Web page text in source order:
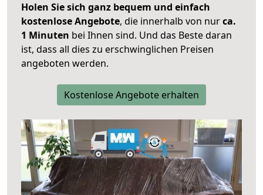
Holen Sie sich ganz bequem und einfach
kostenlose Angebote, die innerhalb von nurca.
1 Minuten bei Ihnen sind. Und das Beste daran
ist, dass all dies zu erschwinglichen Preisen
angeboten werden.
Kostenlose Angebote erhalten